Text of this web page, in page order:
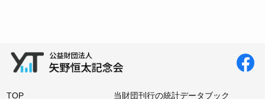
TOP 当財団刊行の統計データブック